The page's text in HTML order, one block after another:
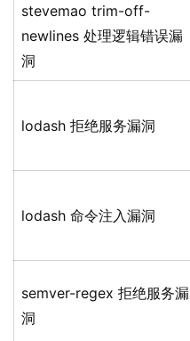
stevemao trim-off-
newlines 处理逻辑错误漏
洞
lodash 拒绝服务漏洞
lodash 命令注入漏洞
semver-regex 拒绝服务漏
洞